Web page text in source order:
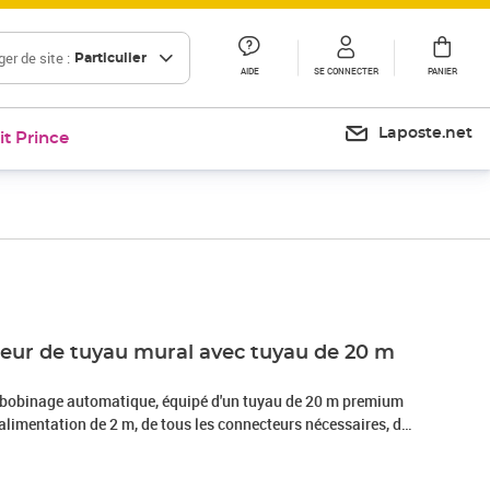
de site : Particulier
AIDE SE CONNECTER PANIER
Prince Laposte.net
de tuyau mural avec tuyau de 20 m
automatique, équipé d'un tuyau de 20 m premium
de 2 m, de tous les connecteurs nécessaires, de
mural avec fixations. Un ressort puissant rétracte